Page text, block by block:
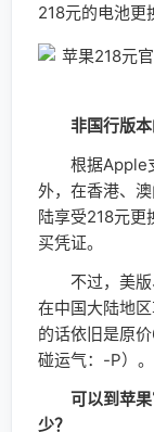
218元的电池更
非国行版本
根据Apple支
外，在香港、
陆享受218元更
买凭证。
不过，美版
在中国大陆地
的话依旧是原
碰运气：-P）。
可以到苹果
少？